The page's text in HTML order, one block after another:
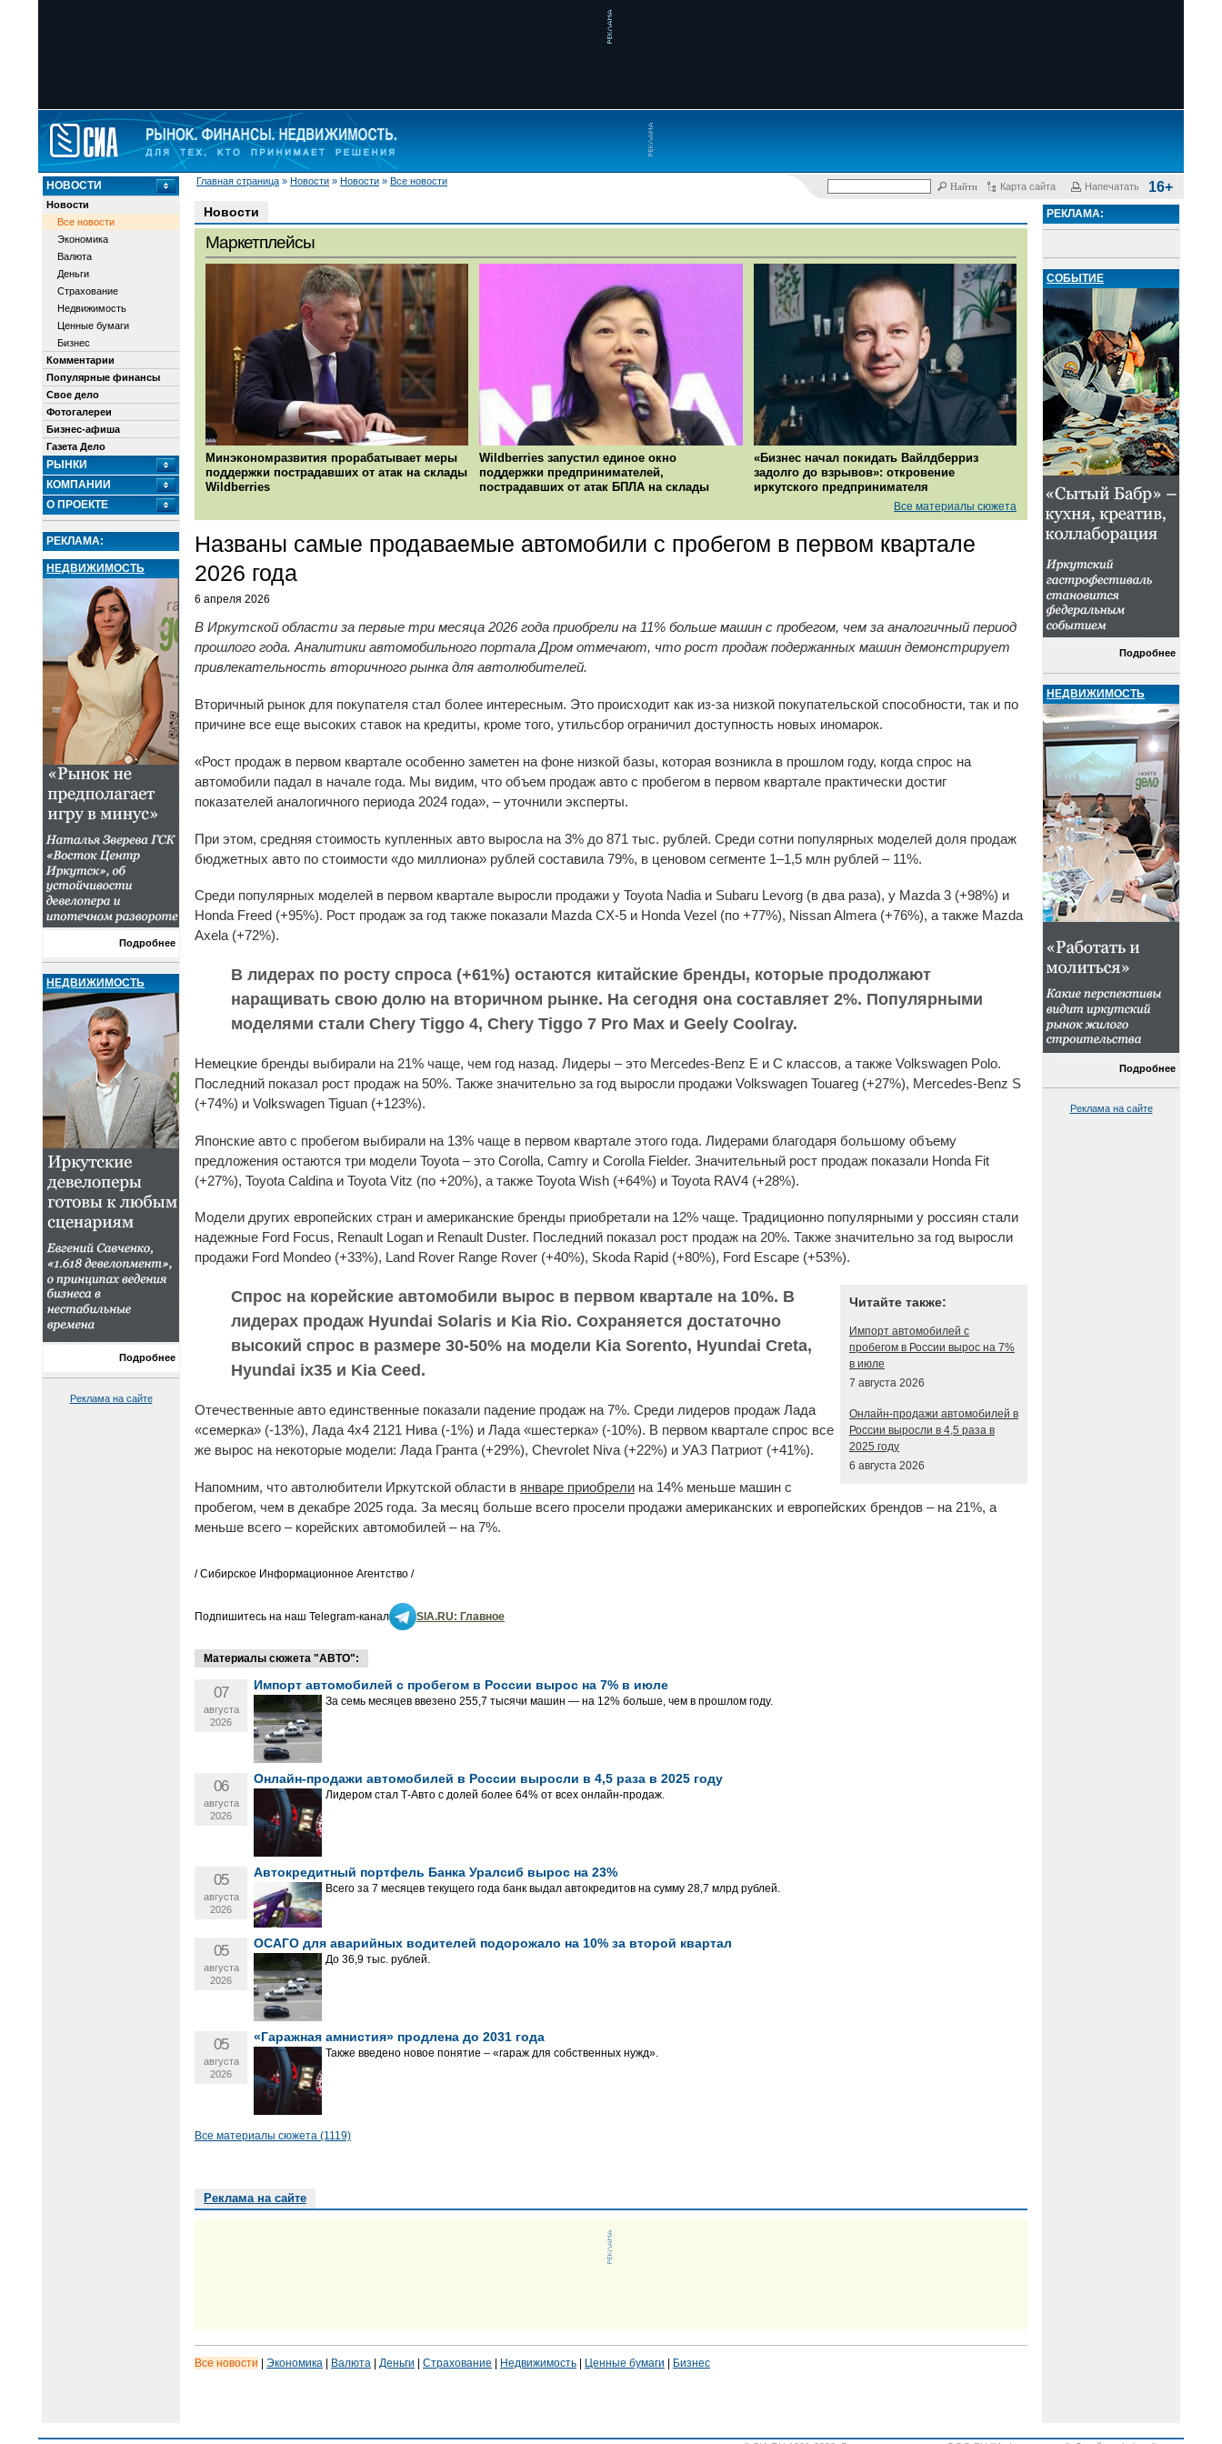
Главная страница » Новости » Новости » Все новости
Карта сайта Напечатать 16+
НОВОСТИ
Новости
Все новости
Экономика
Валюта
Деньги
Страхование
Недвижимость
Ценные бумаги
Бизнес
Комментарии
Популярные финансы
Свое дело
Фотогалереи
Бизнес-афиша
Газета Дело
РЫНКИ
КОМПАНИИ
О ПРОЕКТЕ
РЕКЛАМА:
НЕДВИЖИМОСТЬ
Подробнее
НЕДВИЖИМОСТЬ
Подробнее
Реклама на сайте
Новости
Маркетплейсы
Минэкономразвития прорабатывает меры
поддержки пострадавших от атак на склады
Wildberries
Wildberries запустил единое окно
поддержки предпринимателей,
пострадавших от атак БПЛА на склады
«Бизнес начал покидать Вайлдберриз
задолго до взрывов»: откровение
иркутского предпринимателя
Все материалы сюжета
Названы самые продаваемые автомобили с пробегом в первом квартале
2026 года
6 апреля 2026
В Иркутской области за первые три месяца 2026 года приобрели на 11% больше машин с пробегом, чем за аналогичный период
прошлого года. Аналитики автомобильного портала Дром отмечают, что рост продаж подержанных машин демонстрирует
привлекательность вторичного рынка для автолюбителей.
Вторичный рынок для покупателя стал более интересным. Это происходит как из-за низкой покупательской способности, так и по
причине все еще высоких ставок на кредиты, кроме того, утильсбор ограничил доступность новых иномарок.
«Рост продаж в первом квартале особенно заметен на фоне низкой базы, которая возникла в прошлом году, когда спрос на
автомобили падал в начале года. Мы видим, что объем продаж авто с пробегом в первом квартале практически достиг
показателей аналогичного периода 2024 года», – уточнили эксперты.
При этом, средняя стоимость купленных авто выросла на 3% до 871 тыс. рублей. Среди сотни популярных моделей доля продаж
бюджетных авто по стоимости «до миллиона» рублей составила 79%, в ценовом сегменте 1–1,5 млн рублей – 11%.
Среди популярных моделей в первом квартале выросли продажи у Toyota Nadia и Subaru Levorg (в два раза), у Mazda 3 (+98%) и
Honda Freed (+95%). Рост продаж за год также показали Mazda CX-5 и Honda Vezel (по +77%), Nissan Almera (+76%), а также Mazda
Axela (+72%).
В лидерах по росту спроса (+61%) остаются китайские бренды, которые продолжают
наращивать свою долю на вторичном рынке. На сегодня она составляет 2%. Популярными
моделями стали Chery Tiggo 4, Chery Tiggo 7 Pro Max и Geely Coolray.
Немецкие бренды выбирали на 21% чаще, чем год назад. Лидеры – это Mercedes-Benz E и С классов, а также Volkswagen Polo.
Последний показал рост продаж на 50%. Также значительно за год выросли продажи Volkswagen Touareg (+27%), Mercedes-Benz S
(+74%) и Volkswagen Tiguan (+123%).
Японские авто с пробегом выбирали на 13% чаще в первом квартале этого года. Лидерами благодаря большому объему
предложения остаются три модели Toyota – это Corolla, Camry и Corolla Fielder. Значительный рост продаж показали Honda Fit
(+27%), Toyota Caldina и Toyota Vitz (по +20%), а также Toyota Wish (+64%) и Toyota RAV4 (+28%).
Модели других европейских стран и американские бренды приобретали на 12% чаще. Традиционно популярными у россиян стали
надежные Ford Focus, Renault Logan и Renault Duster. Последний показал рост продаж на 20%. Также значительно за год выросли
продажи Ford Mondeo (+33%), Land Rover Range Rover (+40%), Skoda Rapid (+80%), Ford Escape (+53%).
Читайте также:
Импорт автомобилей с
пробегом в России вырос на 7%
в июле
7 августа 2026
Онлайн-продажи автомобилей в
России выросли в 4,5 раза в
2025 году
6 августа 2026
Спрос на корейские автомобили вырос в первом квартале на 10%. В
лидерах продаж Hyundai Solaris и Kia Rio. Сохраняется достаточно
высокий спрос в размере 30-50% на модели Kia Sorento, Hyundai Creta,
Hyundai ix35 и Kia Ceed.
Отечественные авто единственные показали падение продаж на 7%. Среди лидеров продаж Лада
«семерка» (-13%), Лада 4x4 2121 Нива (-1%) и Лада «шестерка» (-10%). В первом квартале спрос все
же вырос на некоторые модели: Лада Гранта (+29%), Chevrolet Niva (+22%) и УАЗ Патриот (+41%).
Напомним, что автолюбители Иркутской области в январе приобрели на 14% меньше машин с
пробегом, чем в декабре 2025 года. За месяц больше всего просели продажи американских и европейских брендов – на 21%, а
меньше всего – корейских автомобилей – на 7%.
/ Сибирское Информационное Агентство /
Подпишитесь на наш Telegram-канал SIA.RU: Главное
Материалы сюжета "АВТО":
07
августа
2026
Импорт автомобилей с пробегом в России вырос на 7% в июле
За семь месяцев ввезено 255,7 тысячи машин — на 12% больше, чем в прошлом году.
06
августа
2026
Онлайн-продажи автомобилей в России выросли в 4,5 раза в 2025 году
Лидером стал Т-Авто с долей более 64% от всех онлайн-продаж.
05
августа
2026
Автокредитный портфель Банка Уралсиб вырос на 23%
Всего за 7 месяцев текущего года банк выдал автокредитов на сумму 28,7 млрд рублей.
05
августа
2026
ОСАГО для аварийных водителей подорожало на 10% за второй квартал
До 36,9 тыс. рублей.
05
августа
2026
«Гаражная амнистия» продлена до 2031 года
Также введено новое понятие – «гараж для собственных нужд».
Все материалы сюжета (1119)
Реклама на сайте
Все новости Экономика Валюта Деньги Страхование Недвижимость Ценные бумаги Бизнес
РЕКЛАМА:
СОБЫТИЕ
Подробнее
НЕДВИЖИМОСТЬ
Подробнее
Реклама на сайте